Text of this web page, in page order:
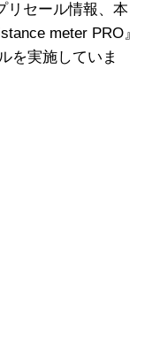
リセール情報、本
meter PRO』
を実施していま